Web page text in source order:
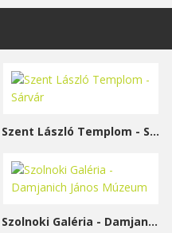
Szent László Templom - Sárvár
Szolnoki Galéria - Damjanich János Múzeum